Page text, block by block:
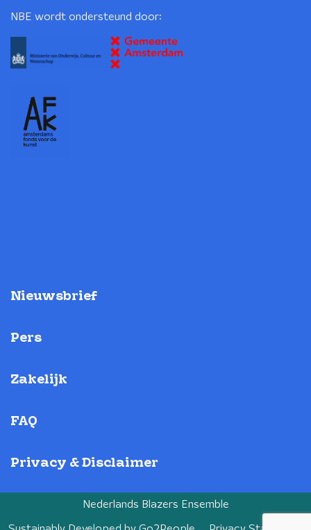
NBE wordt ondersteund door:
Nieuwsbrief
Pers
Zakelijk
FAQ
Privacy & Disclaimer
Nederlands Blazers Ensemble